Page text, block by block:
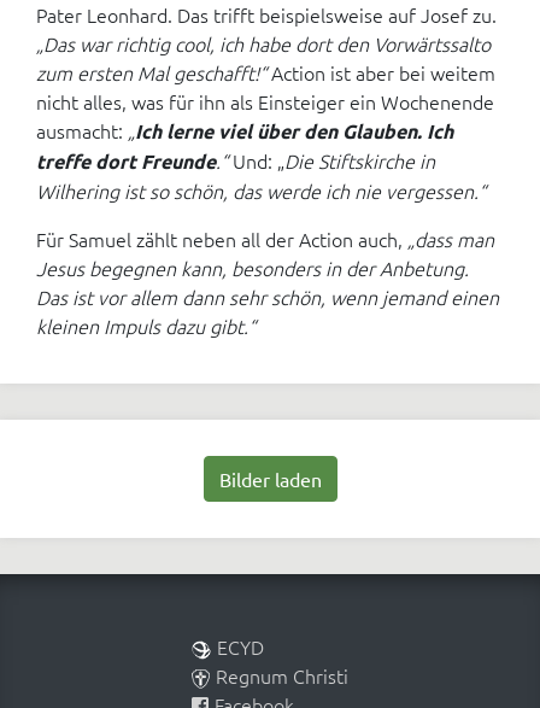
Pater Leonhard. Das trifft beispielsweise auf Josef zu.
„Das war richtig cool, ich habe dort den Vorwärtssalto
zum ersten Mal geschafft!“Action ist aber bei weitem
nicht alles, was für ihn als Einsteiger ein Wochenende
ausmacht: „Ich lerne viel über den Glauben. Ich
treffe dort Freunde.“Und: „Die Stiftskirche in
Wilhering ist so schön, das werde ich nie vergessen.“
Für Samuel zählt neben all der Action auch, „dass man
Jesus begegnen kann, besonders in der Anbetung.
Das ist vor allem dann sehr schön, wenn jemand einen
kleinen Impuls dazu gibt.“
Bilder laden
ECYD
Regnum Christi